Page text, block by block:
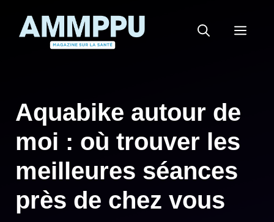
Aquabike autour de
moi : où trouver les
meilleures séances
près de chez vous